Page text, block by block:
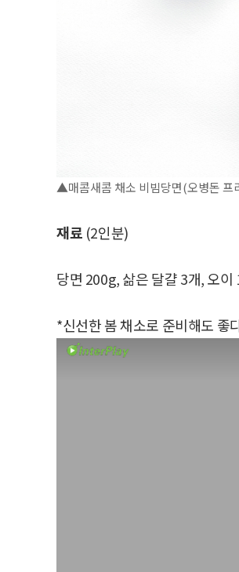
▲매콤새콤 채소 비빔당면(오병돈
재료 (2인분)
당면 200g, 삶은 달걀 3개, 오
*신선한 봄 채소로 준비해도 좋